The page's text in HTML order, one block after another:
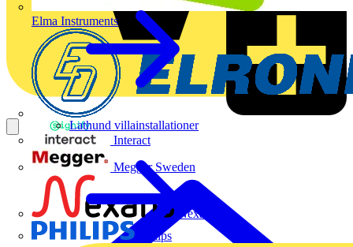
Elma Instruments
Interact
Megger Sweden
Nexans
Philips
Lathund villainstallationer